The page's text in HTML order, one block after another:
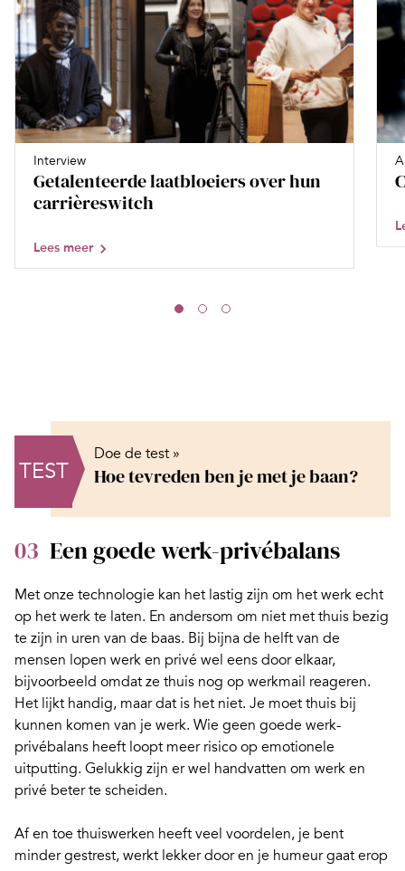
Interview
Getalenteerde laatbloeiers over hun
carrièreswitch
Lees meer
TEST
Doe de test »
Hoe tevreden ben je met je baan?
03 Een goede werk-privébalans
Met onze technologie kan het lastig zijn om het werk echt
op het werk te laten. En andersom om niet met thuis bezig
te zijn in uren van de baas. Bij bijna de helft van de
mensen lopen werk en privé wel eens door elkaar,
bijvoorbeeld omdat ze thuis nog op werkmail reageren.
Het lijkt handig, maar dat is het niet. Je moet thuis bij
kunnen komen van je werk. Wie geen goede werk-
privébalans heeft loopt meer risico op emotionele
uitputting. Gelukkig zijn er wel handvatten om werk en
privé beter te scheiden.
Af en toe thuiswerken heeft veel voordelen, je bent
minder gestrest, werkt lekker door en je humeur gaat erop